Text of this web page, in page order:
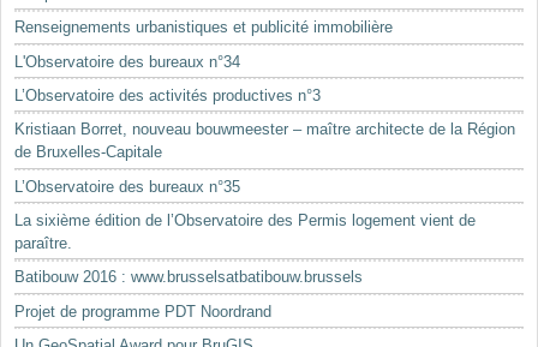
Renseignements urbanistiques et publicité immobilière
L'Observatoire des bureaux n°34
L’Observatoire des activités productives n°3
Kristiaan Borret, nouveau bouwmeester – maître architecte de la Région
de Bruxelles-Capitale
L’Observatoire des bureaux n°35
La sixième édition de l’Observatoire des Permis logement vient de
paraître.
Batibouw 2016 : www.brusselsatbatibouw.brussels
Projet de programme PDT Noordrand